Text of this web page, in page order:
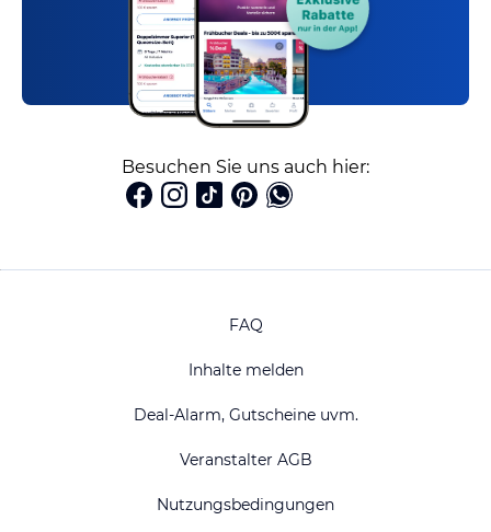
Besuchen Sie uns auch hier:
FAQ
Inhalte melden
Deal-Alarm, Gutscheine uvm.
Veranstalter AGB
Nutzungsbedingungen